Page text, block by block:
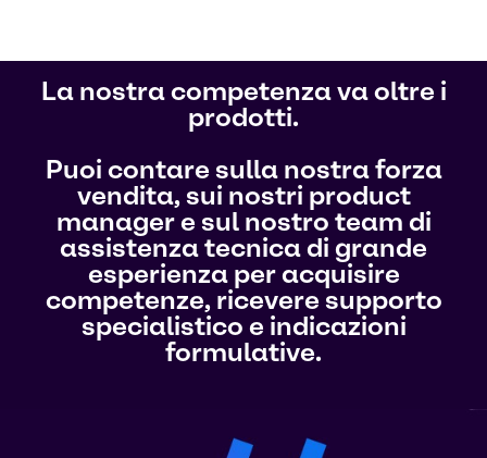
La nostra competenza va oltre i
prodotti.
Puoi contare sulla nostra forza
vendita, sui nostri product
manager e sul nostro team di
assistenza tecnica di grande
esperienza per acquisire
competenze, ricevere supporto
specialistico e indicazioni
formulative.